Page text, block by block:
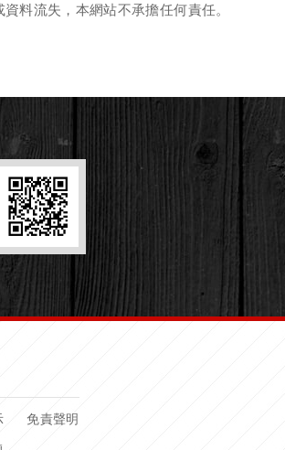
料流失，本網站不承擔任何責任。
免責聲明